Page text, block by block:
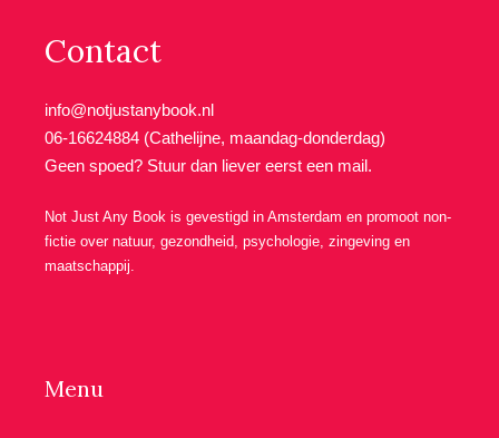
Contact
info@notjustanybook.nl
06-16624884 (Cathelijne, maandag-donderdag)
Geen spoed? Stuur dan liever eerst een mail.
Not Just Any Book is gevestigd in Amsterdam en promoot non-
fictie over natuur, gezondheid, psychologie, zingeving en
maatschappij.
Menu